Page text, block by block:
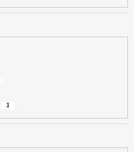
1